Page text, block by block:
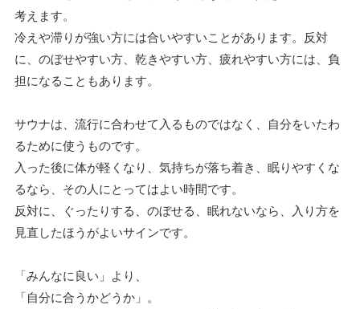
考えます。
冷えや滞りが強い方には合いやすいことがあります。反対
に、のぼせやすい方、乾きやすい方、疲れやすい方には、負
担になることもあります。
サウナは、流行に合わせて入るものではなく、自分をいたわ
るために使うものです。
入った後に体が軽くなり、気持ちが落ち着き、眠りやすくな
るなら、その人にとってはよい時間です。
反対に、ぐったりする、のぼせる、眠れないなら、入り方を
見直したほうがよいサインです。
「みんなに良い」より、
「自分に合うかどうか」。